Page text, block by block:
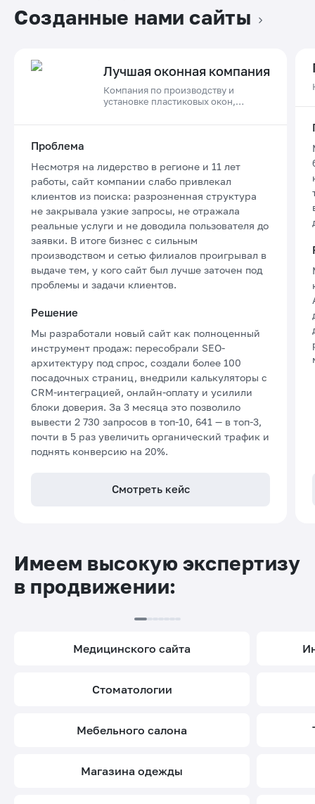
Созданные нами сайты
Лучшая оконная компания
Компания по производству и
установке пластиковых окон,
Смотреть кейс
Проблема
Несмотря на лидерство в регионе и 11 лет
работы, сайт компании слабо привлекал
клиентов из поиска: разрозненная структура
не закрывала узкие запросы, не отражала
реальные услуги и не доводила пользователя до
заявки. В итоге бизнес с сильным
производством и сетью филиалов проигрывал в
выдаче тем, у кого сайт был лучше заточен под
проблемы и задачи клиентов.
Решение
Мы разработали новый сайт как полноценный
инструмент продаж: пересобрали SEO-
архитектуру под спрос, создали более 100
посадочных страниц, внедрили калькуляторы с
CRM-интеграцией, онлайн-оплату и усилили
блоки доверия. За 3 месяца это позволило
вывести 2 730 запросов в топ-10, 641 — в топ-3,
почти в 5 раз увеличить органический трафик и
поднять конверсию на 20%.
Имеем высокую экспертизу
в продвижении:
медицинского сайта
стоматологии
мебельного салона
магазина одежды